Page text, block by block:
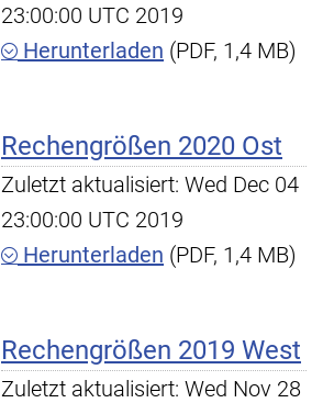
23:00:00 UTC 2019
Herunterladen (PDF, 1,4 MB)
Rechengrößen 2020 Ost
Zuletzt aktualisiert: Wed Dec 04
23:00:00 UTC 2019
Herunterladen (PDF, 1,4 MB)
Rechengrößen 2019 West
Zuletzt aktualisiert: Wed Nov 28